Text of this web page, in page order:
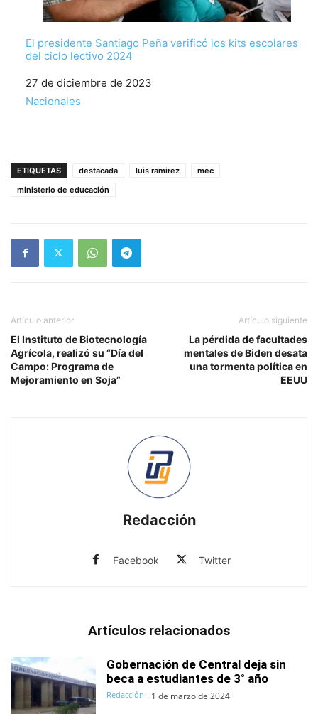
El presidente Santiago Peña verificó los kits escolares
del ciclo lectivo 2024
Fecha
27 de diciembre de 2023
Respecto a
Nacionales
ETIQUETAS destacada luis ramirez
mec
ministerio de educación
Artículo anterior
El Instituto de Biotecnología
Agrícola, realizó su “Día del
Campo: Programa de
Mejoramiento en Soja”
Artículo siguiente
La pérdida de facultades
mentales de Biden desata
una tormenta política en
EEUU
Redacción
Facebook Twitter
Artículos relacionados
Gobernación de Central deja sin
beca a estudiantes de 3° año
Redacción - 1 de marzo de 2024